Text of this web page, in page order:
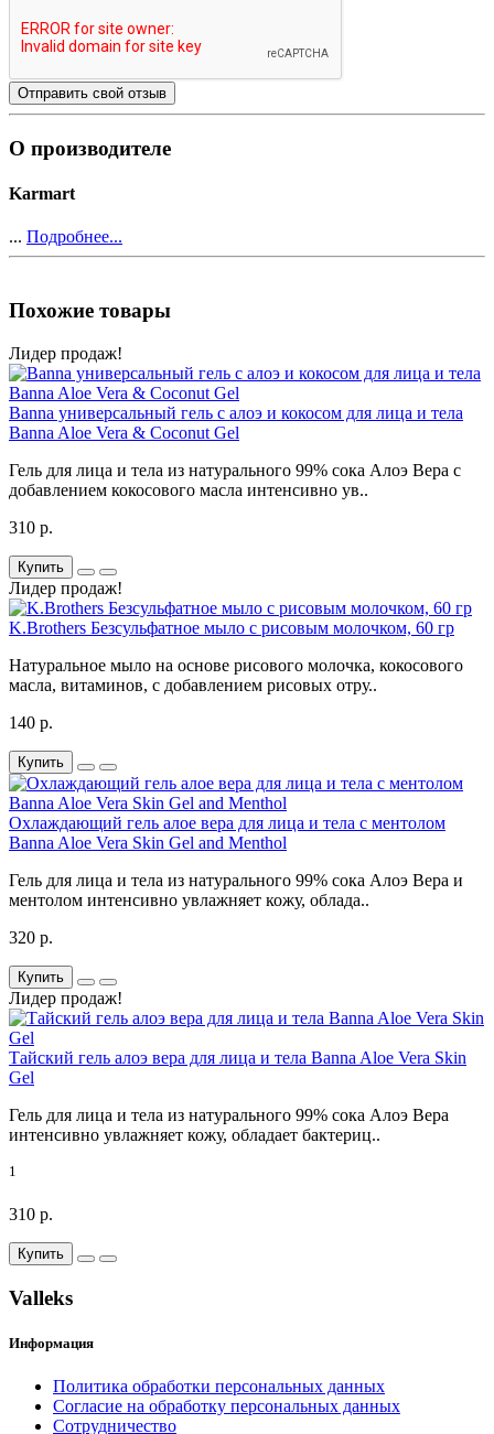
Отправить свой отзыв
О производителе
Karmart
... Подробнее...
Похожие товары
Лидер продаж!
Banna универсальный гель с алоэ и кокосом для лица и тела
Banna Aloe Vera & Coconut Gel
Гель для лица и тела из натурального 99% сока Алоэ Вера с
добавлением кокосового масла интенсивно ув..
310 р.
Купить
Лидер продаж!
K.Brothers Безсульфатное мыло с рисовым молочком, 60 гр
Натуральное мыло на основе рисового молочка, кокосового
масла, витаминов, с добавлением рисовых отру..
140 р.
Купить
Охлаждающий гель алое вера для лица и тела с ментолом
Banna Aloe Vera Skin Gel and Menthol
Гель для лица и тела из натурального 99% сока Алоэ Вера и
ментолом интенсивно увлажняет кожу, облада..
320 р.
Купить
Лидер продаж!
Тайский гель алоэ вера для лица и тела Banna Aloe Vera Skin
Gel
Гель для лица и тела из натурального 99% сока Алоэ Вера
интенсивно увлажняет кожу, обладает бактериц..
1
310 р.
Купить
Valleks
Информация
Политика обработки персональных данных
Согласие на обработку персональных данных
Сотрудничество